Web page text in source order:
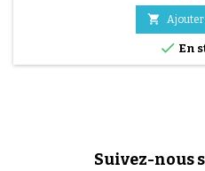
 Ajouter
 En
Suivez-nous